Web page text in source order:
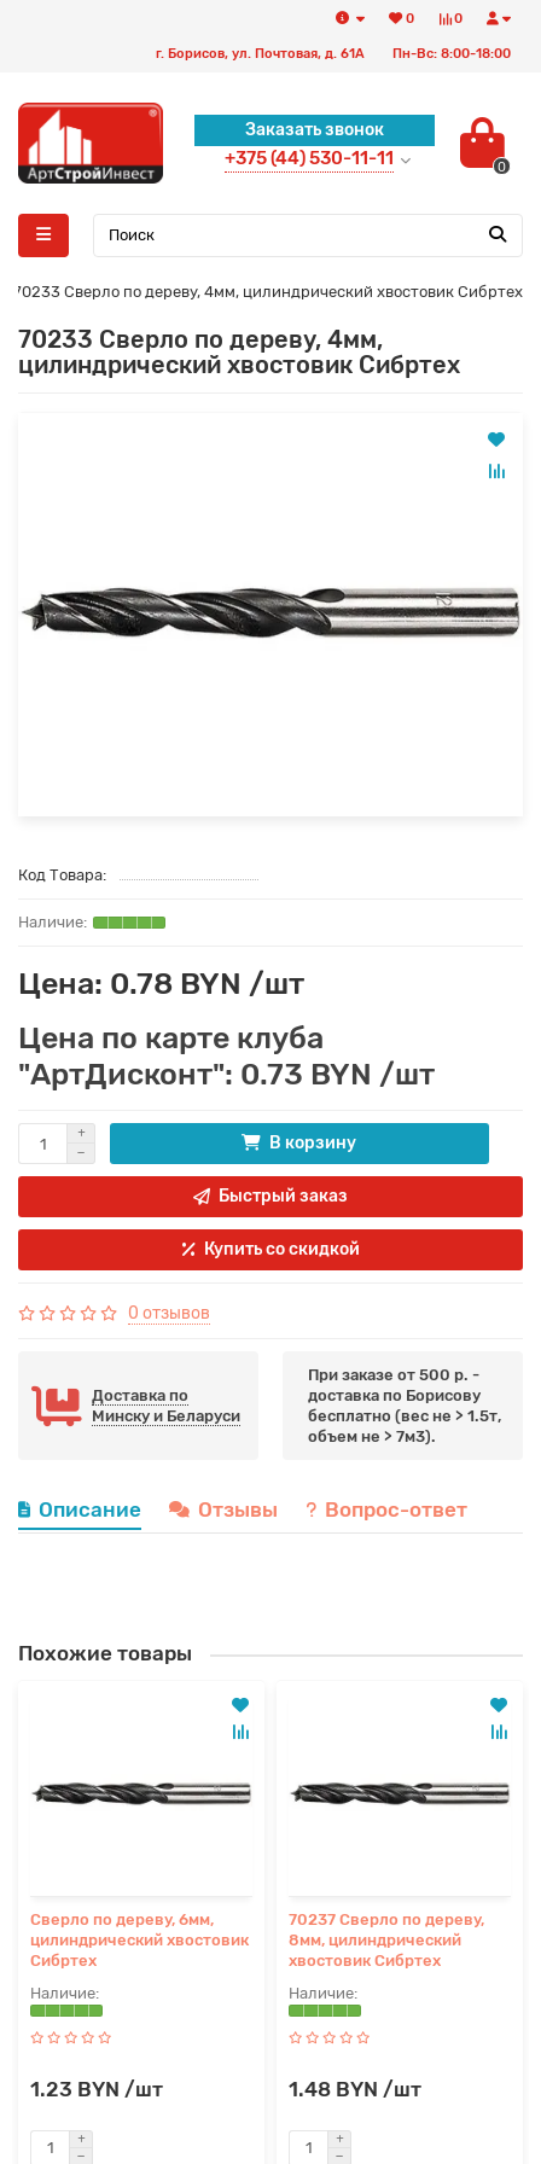
0
0
г. Борисов, ул. Почтовая, д. 61А Пн-Вс: 8:00-18:00
Заказать звонок
+375 (44) 530-11-11 0
70233 Сверло по дереву, 4мм, цилиндрический хвостовик Сибртех
70233 Сверло по дереву, 4мм,
цилиндрический хвостовик Сибртех
Код Товара:
Цена: 0.78 BYN /шт
Цена по карте клуба
"АртДисконт": 0.73 BYN /шт
В корзину
Быстрый заказ
Купить со скидкой
0 отзывов
Доставка по
Минску и Беларуси
При заказе от 500 р. -
доставка по Борисову
бесплатно (вес не > 1.5т,
объем не > 7м3).
Описание Отзывы Вопрос-ответ
Похожие товары
Сверло по дереву, 6мм,
цилиндрический хвостовик
Сибртех
1.23 BYN /шт
70237 Сверло по дереву,
8мм, цилиндрический
хвостовик Сибртех
1.48 BYN /шт